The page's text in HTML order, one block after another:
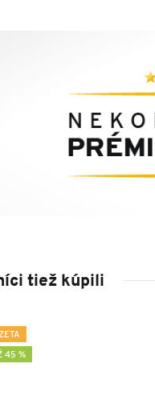
tiež kúpili
45 %